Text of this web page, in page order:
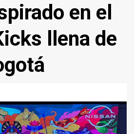
en el
llena de